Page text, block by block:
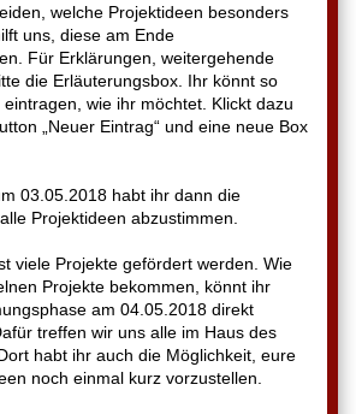
welche Projektideen besonders
uns, diese am Ende
Für Erklärungen, weitergehende
die Erläuterungsbox. Ihr könnt so
wie ihr möchtet. Klickt dazu
„Neuer Eintrag“ und eine neue Box
03.05.2018 habt ihr dann die
Projektideen abzustimmen.
viele Projekte gefördert werden. Wie
Projekte bekommen, könnt ihr
am 04.05.2018 direkt
treffen wir uns alle im Haus des
habt ihr auch die Möglichkeit, eure
noch einmal kurz vorzustellen.